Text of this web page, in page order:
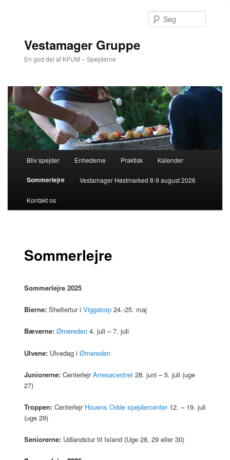
Vestamager Gruppe
En god del af KFUM – Spejderne
Fortsæt
til
primært
Bliv spejder Enhederne Praktisk Kalender
Sommerlejre Vestamager Høstmarked 8-9 august 2026
Kontakt os
Sommerlejre
Sommerlejre 2025
Bierne:Sheltertur i Viggatorp24.-25. maj
Bæverne: Ørnereden4. juli – 7. juli
Ulvene:Ulvedag i Ørnereden
Juniorerne:CenterlejrArresøcentret28. juni – 5. juli (uge
27)
Troppen:Centerlejr Houens Odde spejdercenter12. – 19. juli
(uge 29)
Seniorerne:Udlandstur til Island (Uge 28, 29 eller 30)